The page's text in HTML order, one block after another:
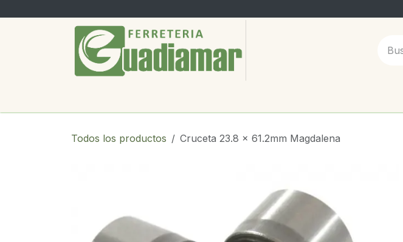
Todos los productos Cruceta 23.8 x 61.2mm Magdalena